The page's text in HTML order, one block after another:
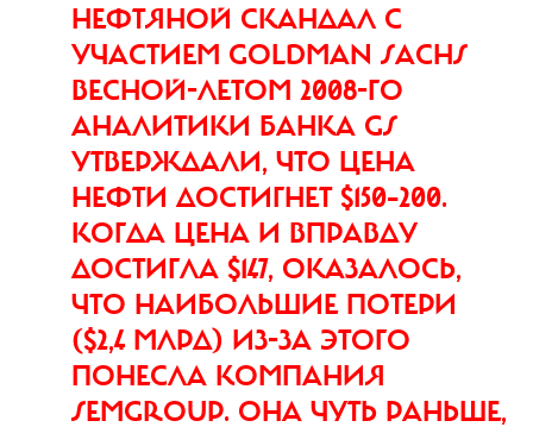
НЕФТЯНОЙ СКАНДАЛ C
УЧАСТИЕМ GOLDMAN SACHS
ВЕСНОЙ-ЛЕТОМ 2008-ГО
АНАЛИТИКИ БАНКА GS
УТВЕРЖДАЛИ, ЧТО ЦЕНА
НЕФТИ ДОСТИГНЕТ $150–200.
КОГДА ЦЕНА И ВПРАВДУ
ДОСТИГЛА $147, ОКАЗАЛОСЬ,
ЧТО НАИБОЛЬШИЕ ПОТЕРИ
($2,4 МЛРД) ИЗ-ЗА ЭТОГО
ПОНЕСЛА КОМПАНИЯ
SEMGROUP. ОНА ЧУТЬ РАНЬШЕ,